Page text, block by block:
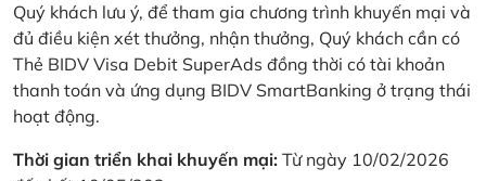
Quý khách lưu ý, để tham gia chương trình khuyến mại và
đủ điều kiện xét thưởng, nhận thưởng, Quý khách cần có
Thẻ BIDV Visa Debit SuperAds đồng thời có tài khoản
thanh toán và ứng dụng BIDV SmartBanking ở trạng thái
hoạt động.
Thời gian triển khai khuyến mại: Từ ngày 10/02/2026